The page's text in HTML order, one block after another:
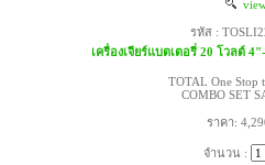
รหัส :
เครื่องเจียร์แบตเตอรี่ 20 โวลต์
TOTAL One Stop
COMBO SET
ราคา:
จำนวน :